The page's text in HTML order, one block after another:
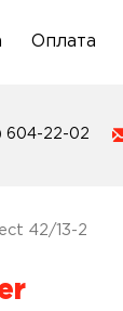
Оплата
604-22-02
42/13-2